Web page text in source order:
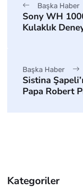
Başka Haber
Sony WH
Kulaklık
Başka Haber
Sistina
Papa Robert
Kategoriler